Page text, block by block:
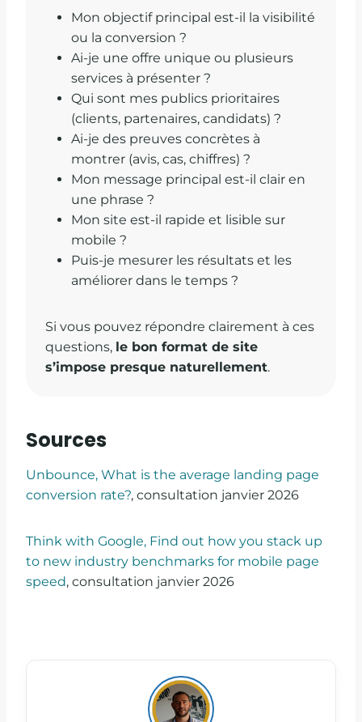
Mon objectif principal est-il la visibilité
ou la conversion ?
Ai-je une offre unique ou plusieurs
services à présenter ?
Qui sont mes publics prioritaires
(clients, partenaires, candidats) ?
Ai-je des preuves concrètes à
montrer (avis, cas, chiffres) ?
Mon message principal est-il clair en
une phrase ?
Mon site est-il rapide et lisible sur
mobile ?
Puis-je mesurer les résultats et les
améliorer dans le temps ?
Si vous pouvez répondre clairement à ces
questions, le bon format de site
s’impose presque naturellement.
Sources
Unbounce, What is the average landing page
conversion rate?, consultation janvier 2026
Think with Google, Find out how you stack up
to new industry benchmarks for mobile page
speed, consultation janvier 2026